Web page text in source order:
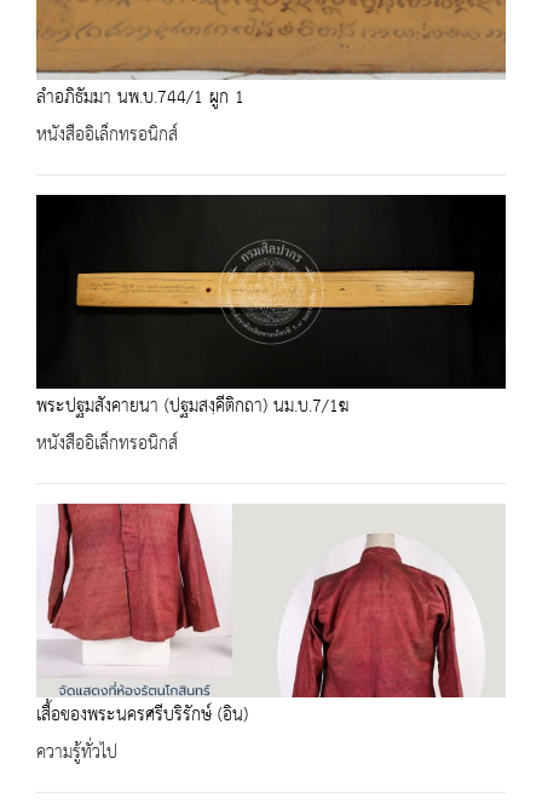
ลำอภิธัมมา นพ.บ.744/1 ผูก 1
หนังสืออิเล็กทรอนิกส์
พระปฐมสังคายนา (ปฐมสงฺคีติกถา) นม.บ.7/1ฆ
หนังสืออิเล็กทรอนิกส์
เสื้อของพระนครศรีบริรักษ์ (อิน)
ความรู้ทั่วไป